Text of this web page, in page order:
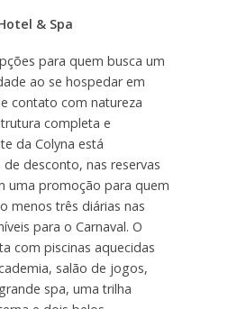
& Spa
para quem busca um
ao se hospedar em
contato com natureza
completa e
da Colyna está
desconto, nas reservas
uma promoção para quem
menos três diárias nas
para o Carnaval. O
com piscinas aquecidas
salão de jogos,
spa, uma trilha